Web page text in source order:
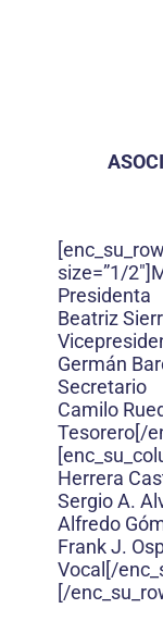
size=”1/
Presidenta
Beatriz
Germán
Secretario
Camilo
Tesorero[/
Herrera
Sergio A.
Alfredo
Frank J.
Vocal[/
[/